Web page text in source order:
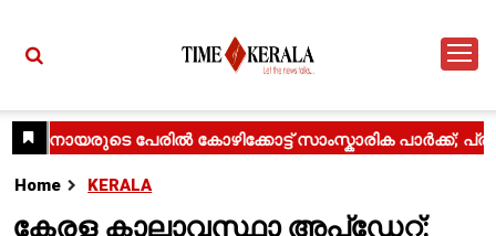
Home KERALA
കേരള കാലാവസ്ഥാ അപ്‌ഡേറ്റ്: